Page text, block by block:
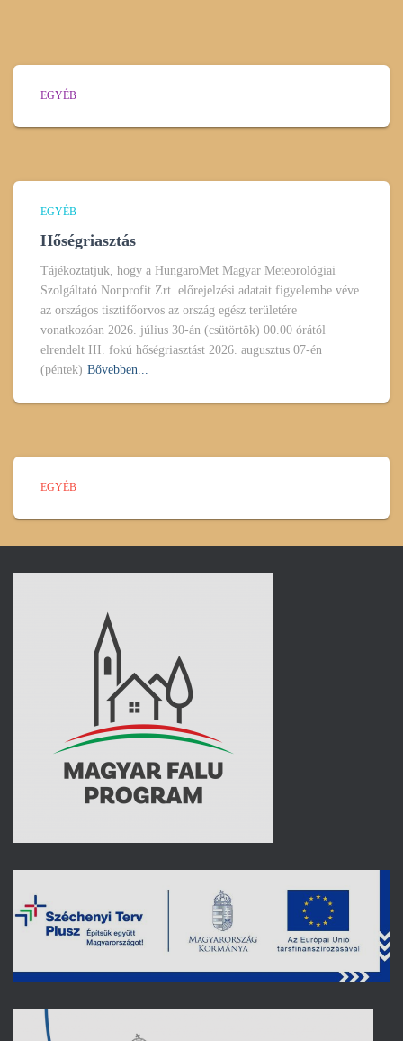
EGYÉB
EGYÉB
Hőségriasztás
Tájékoztatjuk, hogy a HungaroMet Magyar Meteorológiai
Szolgáltató Nonprofit Zrt. előrejelzési adatait figyelembe véve
az országos tisztifőorvos az ország egész területére
vonatkozóan 2026. július 30-án (csütörtök) 00.00 órától
elrendelt III. fokú hőségriasztást 2026. augusztus 07-én
(péntek) Bővebben...
EGYÉB